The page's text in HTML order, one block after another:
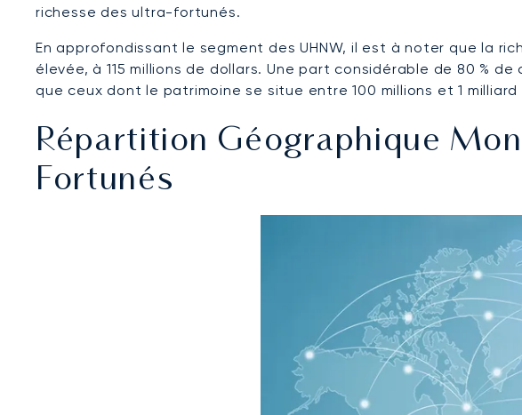
richesse des ultra-fortunés.
En approfondissant le segment des UHNW, il est à noter que la
élevée, à 115 millions de dollars. Une part considérable de 80 %
que ceux dont le patrimoine se situe entre 100 millions et 1
Répartition Géographique
Fortunés